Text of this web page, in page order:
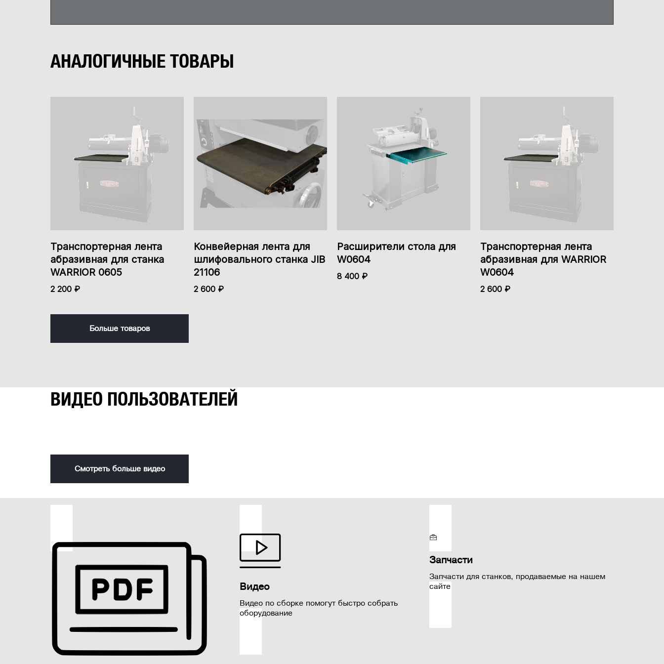
WARRIOR 0605
КУПИТЬ
JIB 21106
КУПИТЬ КУПИТЬ
WARRIOR W0604
КУПИТЬ
2 200 ₽ 2 600 ₽ 8 400 ₽ 2 600 ₽
АНАЛОГИЧНЫЕ ТОВАРЫ
Транспортерная лента
абразивная для станка
WARRIOR 0605
2 200 ₽
Конвейерная лента для
шлифовального станка JIB
21106
2 600 ₽
Расширители стола для
W0604
8 400 ₽
Транспортерная лента
абразивная для WARRIOR
W0604
2 600 ₽
Больше товаров
ВИДЕО ПОЛЬЗОВАТЕЛЕЙ
Смотреть больше видео
Видео
Видео по сборке помогут быстро собрать
оборудование
Запчасти
Запчасти для станков, продаваемые на нашем
сайте